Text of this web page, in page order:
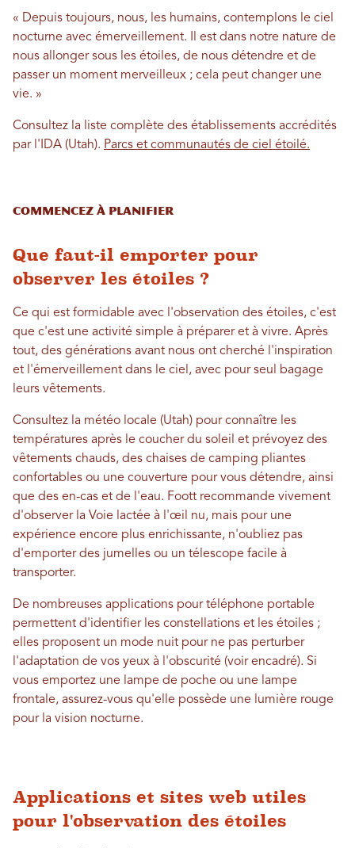
« Depuis toujours, nous, les humains, contemplons le ciel
nocturne avec émerveillement. Il est dans notre nature de
nous allonger sous les étoiles, de nous détendre et de
passer un moment merveilleux ; cela peut changer une
vie. »
Consultez la liste complète des établissements accrédités
par l'IDA (Utah). Parcs et communautés de ciel étoilé.
Commencez à planifier
Que faut-il emporter pour
observer les étoiles ?
Ce qui est formidable avec l'observation des étoiles, c'est
que c'est une activité simple à préparer et à vivre. Après
tout, des générations avant nous ont cherché l'inspiration
et l'émerveillement dans le ciel, avec pour seul bagage
leurs vêtements.
Consultez la météo locale (Utah) pour connaître les
températures après le coucher du soleil et prévoyez des
vêtements chauds, des chaises de camping pliantes
confortables ou une couverture pour vous détendre, ainsi
que des en-cas et de l'eau. Foott recommande vivement
d'observer la Voie lactée à l'œil nu, mais pour une
expérience encore plus enrichissante, n'oubliez pas
d'emporter des jumelles ou un télescope facile à
transporter.
De nombreuses applications pour téléphone portable
permettent d'identifier les constellations et les étoiles ;
elles proposent un mode nuit pour ne pas perturber
l'adaptation de vos yeux à l'obscurité (voir encadré). Si
vous emportez une lampe de poche ou une lampe
frontale, assurez-vous qu'elle possède une lumière rouge
pour la vision nocturne.
Applications et sites web utiles
pour l'observation des étoiles